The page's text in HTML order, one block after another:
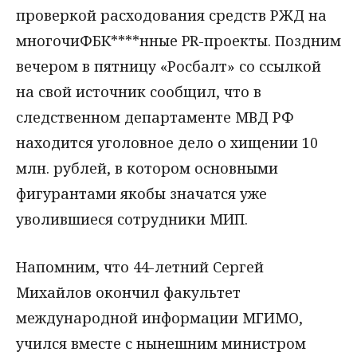
проверкой расходования средств РЖД на
многочиФБК****нные PR-проекты. Поздним
вечером в пятницу «Росбалт» со ссылкой
на свой источник сообщил, что в
следственном департаменте МВД РФ
находится уголовное дело о хищении 10
млн. рублей, в котором основными
фигурантами якобы значатся уже
уволившиеся сотрудники МИП.
Напомним, что 44-летний Сергей
Михайлов окончил факультет
международной информации МГИМО,
учился вместе с нынешним министром